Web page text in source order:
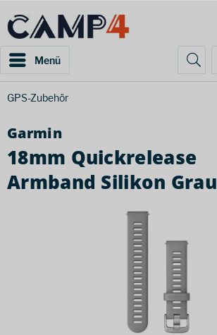
Menü
GPS-Zubehör
Garmin
18mm Quickrelease
Armband Silikon Grau